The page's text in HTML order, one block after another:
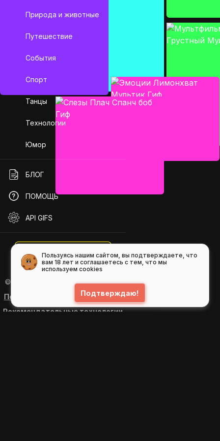
Природа и животные
Путешествие
События
Спорт
Танцы
Технологии
Юмор
БЛОГ
ПОМОЩЬ
API GIFS
© 2026
GIFS ( gifs.ru , гифки.рф )
Пользовательское соглашение
Рекомендательные технологии
Пользуясь нашим сайтом, вы подтверждаете, что
вам 18 лет и соглашаетесь с тем, что мы
используем cookies
Подтверждаю!